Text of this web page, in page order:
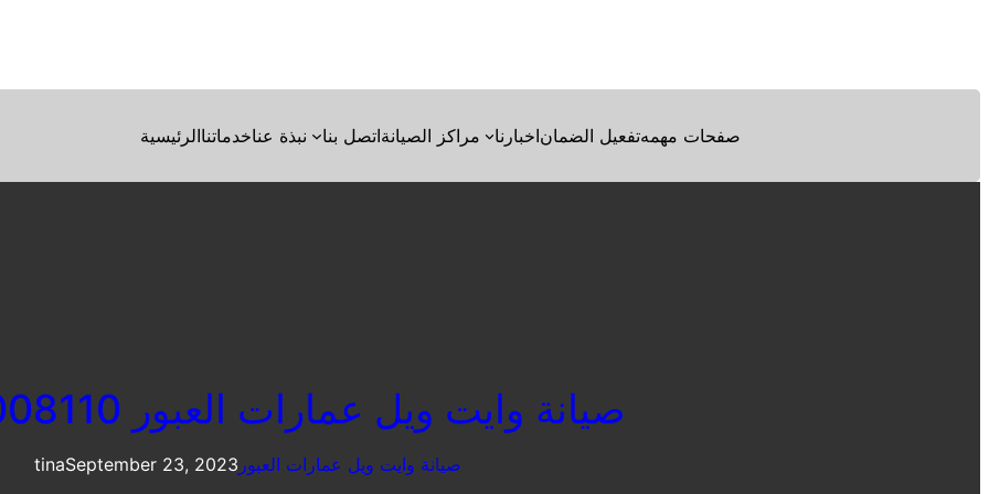
الرئيسيةخدماتنانبذة عنا اتصل بنامراكز الصيانة اخبارناتفعيل الضمانصفحات مهمه
صيانة وايت ويل عمارات العبور 01154008110
tinaSeptember 23, 2023 صيانة وايت ويل عمارات العبور